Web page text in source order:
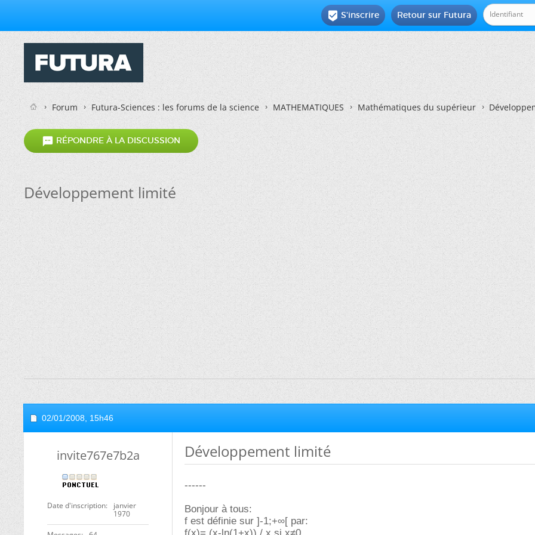
Retour sur Futura
 S'inscrire
Forum Futura-Sciences : les forums de la science MATHEMATIQUES Mathématiques du supérieur
 RÉPONDRE À LA DISCUSSION
Développement limité
02/01/2008, 15h46
invite767e7b2a
Date d'inscription
janvier
1970
Développement limité
------
Bonjour à tous:
f est définie sur ]-1;+∞[ par: